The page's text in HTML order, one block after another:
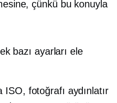
çünkü bu konuyla
bazı ayarları ele
ISO, fotoğrafı aydınlatır